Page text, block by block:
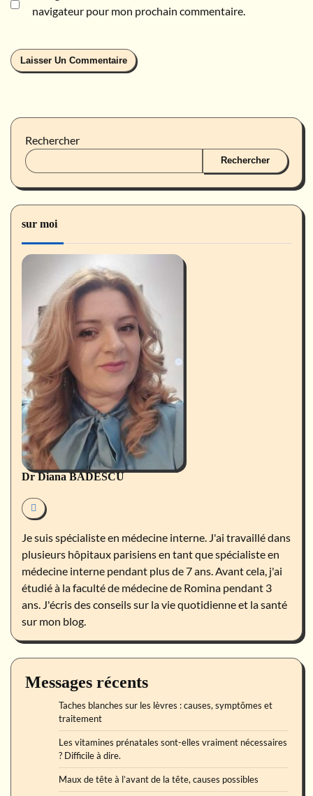
navigateur pour mon prochain commentaire.
Rechercher
Rechercher
sur moi
Dr Diana BADESCU
Je suis spécialiste en médecine interne. J'ai travaillé dans
plusieurs hôpitaux parisiens en tant que spécialiste en
médecine interne pendant plus de 7 ans. Avant cela, j'ai
étudié à la faculté de médecine de Romina pendant 3
ans. J'écris des conseils sur la vie quotidienne et la santé
sur mon blog.
Messages récents
Taches blanches sur les lèvres : causes, symptômes et
traitement
Les vitamines prénatales sont-elles vraiment nécessaires
? Difficile à dire.
Maux de tête à l’avant de la tête, causes possibles